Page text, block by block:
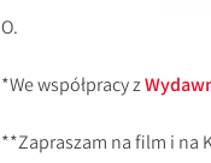
O.
*We współpracy z
**Zapraszam na film i na